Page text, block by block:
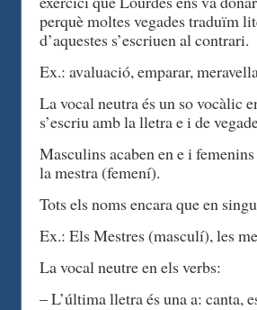
perquè moltes vegades traduïm
d’aquestes s’escriuen al contrari.
Ex.: avaluació, emparar,
La vocal neutra és un so vocàlic
s’escriu amb la lletra e i de
Masculins acaben en e i
la mestra (femení).
Tots els noms encara que en
Ex.: Els Mestres (masculí), les
La vocal neutre en els verbs:
– L’última lletra és una a: canta,